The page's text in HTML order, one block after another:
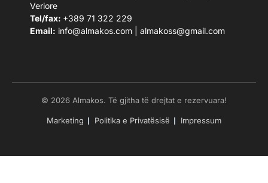
Veriore
Tel/fax: +389 71 322 229
Email: info@almakos.com almakoss@gmail.com
© 2026 Almakos. Të gjitha të drejtat e rezervuara!
Marketing Politika e Privatësisë Impressum